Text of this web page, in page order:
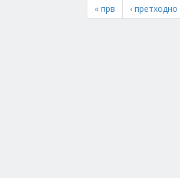
« прв ‹ претходно